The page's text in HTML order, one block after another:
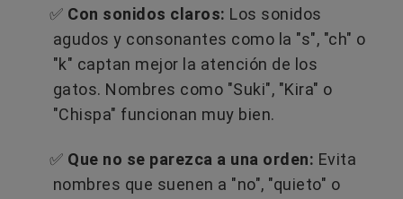
✅ Con sonidos claros: Los sonidos
agudos y consonantes como la "s", "ch" o
"k" captan mejor la atención de los
gatos. Nombres como "Suki", "Kira" o
"Chispa" funcionan muy bien.
✅ Que no se parezca a una orden: Evita
nombres que suenen a "no", "quieto" o